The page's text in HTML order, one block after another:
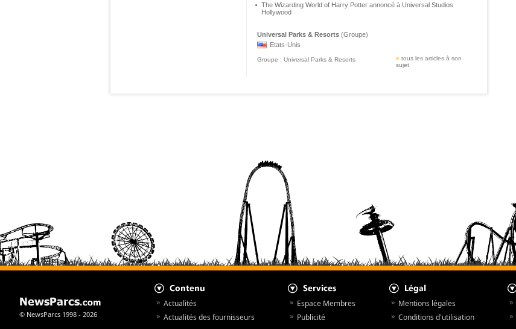
The Wizarding World of Harry Potter annoncé à Universal Studios
Hollywood
Universal Parks & Resorts(Groupe)
Etats-Unis
» tous les articles à son
sujet
Groupe : Universal Parks & Resorts
Mentions légales
Conditions d'utilisation
Espace Membres
Publicité
Actualités
Actualités des fournisseurs
© NewsParcs 1998 - 2026